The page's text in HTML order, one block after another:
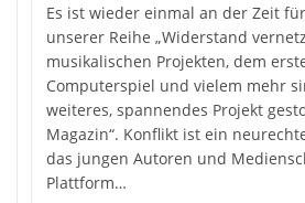
Es ist wieder einmal an der Zeit
unserer Reihe „Widerstand
musikalischen Projekten, dem
Computerspiel und vielem mehr
weiteres, spannendes Projekt
Magazin“. Konflikt ist ein
das jungen Autoren und
Plattform…